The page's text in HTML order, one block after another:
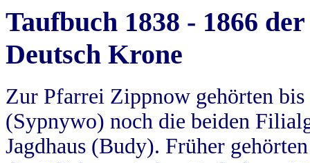
Taufbuch 1838 - 1866
Deutsch Krone
Zur Pfarrei Zippnow gehörten
(Sypnywo) noch die beiden
Jagdhaus (Budy). Früher